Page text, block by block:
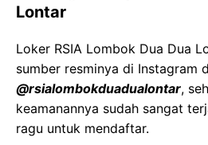
Lontar
Loker RSIA Lombok Dua Dua
sumber resminya di Instagram
@rsialombokduadualontar,
keamanannya sudah sangat
ragu untuk mendaftar.